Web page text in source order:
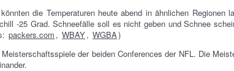
die Temperaturen heute abend in ähnlichen Regionen
-25 Grad. Schneefälle soll es nicht geben und Schnee
packers.com , WBAY, WGBA)
der beiden Conferences der NFL. Die